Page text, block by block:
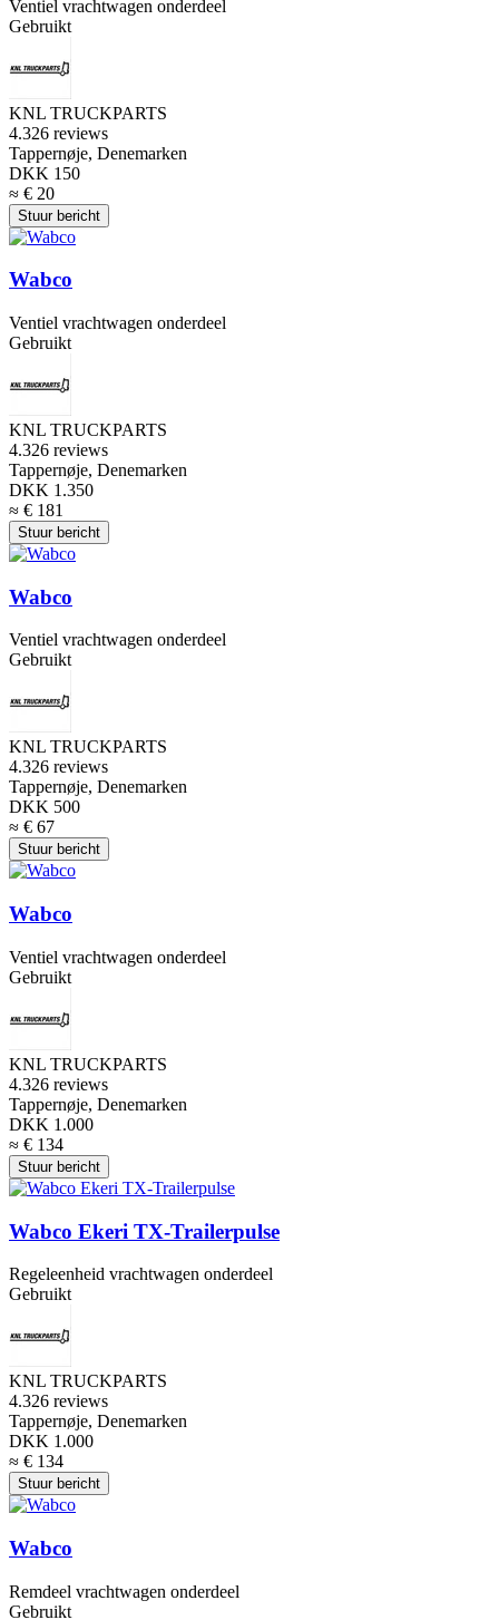
Ventiel vrachtwagen onderdeel
Gebruikt
KNL TRUCKPARTS
4.326 reviews
Tappernøje, Denemarken
DKK 150
≈ € 20
Stuur bericht
Wabco
Ventiel vrachtwagen onderdeel
Gebruikt
KNL TRUCKPARTS
4.326 reviews
Tappernøje, Denemarken
DKK 1.350
≈ € 181
Stuur bericht
Wabco
Ventiel vrachtwagen onderdeel
Gebruikt
KNL TRUCKPARTS
4.326 reviews
Tappernøje, Denemarken
DKK 500
≈ € 67
Stuur bericht
Wabco
Ventiel vrachtwagen onderdeel
Gebruikt
KNL TRUCKPARTS
4.326 reviews
Tappernøje, Denemarken
DKK 1.000
≈ € 134
Stuur bericht
Wabco Ekeri TX-Trailerpulse
Regeleenheid vrachtwagen onderdeel
Gebruikt
KNL TRUCKPARTS
4.326 reviews
Tappernøje, Denemarken
DKK 1.000
≈ € 134
Stuur bericht
Wabco
Remdeel vrachtwagen onderdeel
Gebruikt